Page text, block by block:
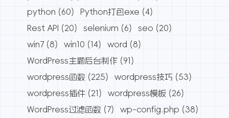
python (60) Python打包exe (4)
Rest API
(20) selenium (6) seo (20)
win7 (8) win10 (14) word (8)
WordPress主题后台制作 (91)
wordpress函数 (225) wordpress技巧 (53)
wordpress插件 (21) wordpress模板 (26)
WordPress过滤函数 (7) wp-config.php (38)